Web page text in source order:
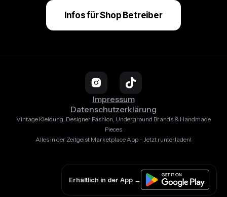
Infos für Shop Betreiber
Impressum
Datenschutzerklärung
Vintage Kleidung, Designer Fashion, Underground Brands & Handmade
Pieces
Alles in der Zeitgeist Marketplace App – Jetzt runterladen!
Erhältlich in der App →